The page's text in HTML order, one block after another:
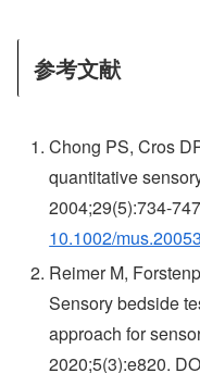
参考文献
Chong PS, Cros
quantitative
2004;29(5):734-
10.1002/mus.20053
Reimer M,
Sensory bedside
approach for
2020;5(3):e820.